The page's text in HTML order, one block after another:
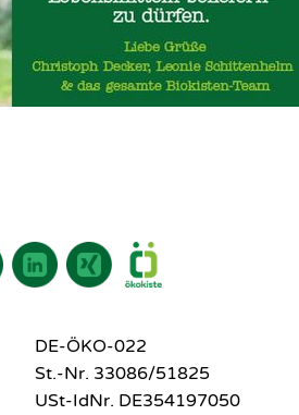
DE-ÖKO-022
St.-Nr. 33086/51825
USt-IdNr. DE354197050